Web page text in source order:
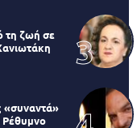
τη ζωή σε
«συναντά»
Ρέθυμνο